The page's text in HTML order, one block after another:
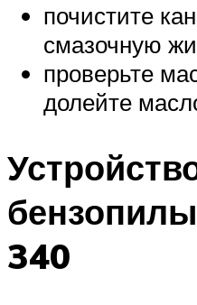
почистите
смазочную
проверьте
долейте
340